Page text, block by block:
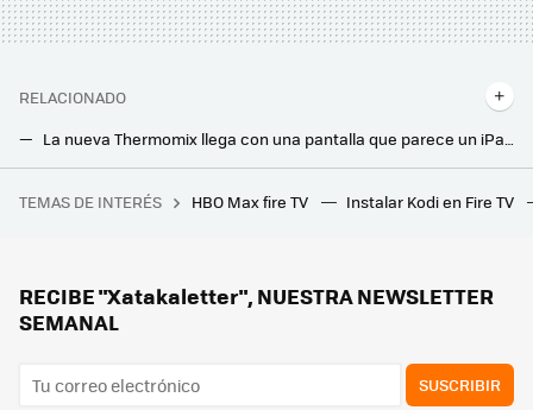
RELACIONADO
Un cocinero profesional me ha enseñado algo que casi nadie sabe. La función que poca gente usa en la freidora de aire
El verdadero problema tras la inundación de Bahía Blanca que dejó 16 muertos y 900 evacuados: no se trata del proyecto HAARP
TEMAS DE INTERÉS HBO Max fire TV Instalar Kodi en Fire TV
RECIBE "Xatakaletter", NUESTRA NEWSLETTER
SEMANAL
SUSCRIBIR